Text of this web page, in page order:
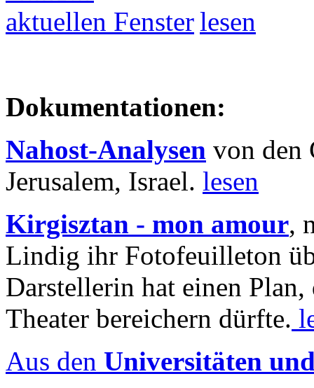
lesen
Dokumentationen:
Nahost-Analysen von den
Jerusalem, Israel. lesen
Kirgisztan - mon amour,
Lindig ihr Fotofeuilleton
Darstellerin hat einen Plan,
Theater bereichern dürfte.
Aus den Universitäten